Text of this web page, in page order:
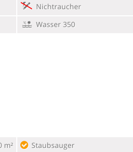
Nichtraucher
Wasser 350
m²
Staubsauger